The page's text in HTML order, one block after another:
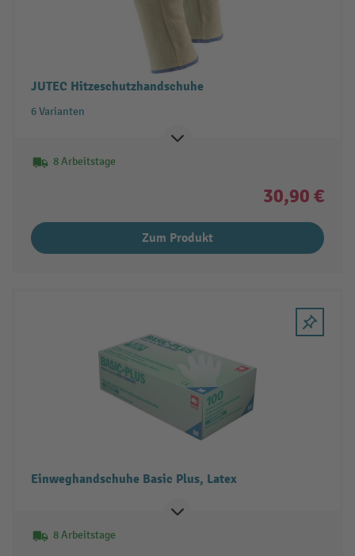
JUTEC Hitzeschutzhandschuhe
6 Varianten
8 Arbeitstage
30,90 €
Zum Produkt
Einweghandschuhe Basic Plus, Latex
8 Arbeitstage